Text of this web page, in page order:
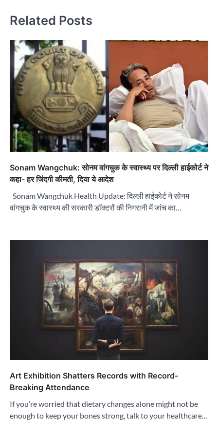
Related Posts
Sonam Wangchuk: सोनम वांगचुक के स्वास्थ्य पर दिल्ली हाईकोर्ट ने
कहा- हर जिंदगी कीमती, दिया ये आदेश
Sonam Wangchuk Health Update: दिल्ली हाईकोर्ट ने सोनम
वांगचुक के स्वास्थ्य की सरकारी डॉक्टरों की निगरानी में जांच का…
Art Exhibition Shatters Records with Record-
Breaking Attendance
If you’re worried that dietary changes alone might not be
enough to keep your bones strong, talk to your healthcare…